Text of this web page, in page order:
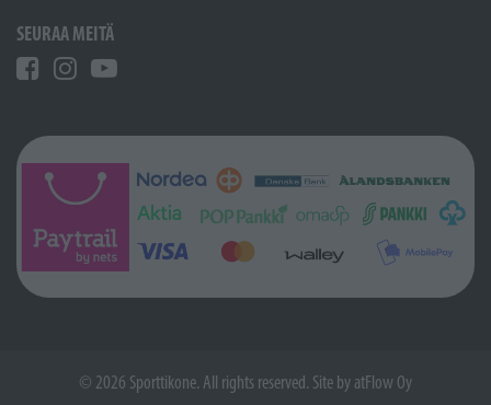
SEURAA MEITÄ
© 2026 Sporttikone. All rights reserved. Site by atFlow Oy